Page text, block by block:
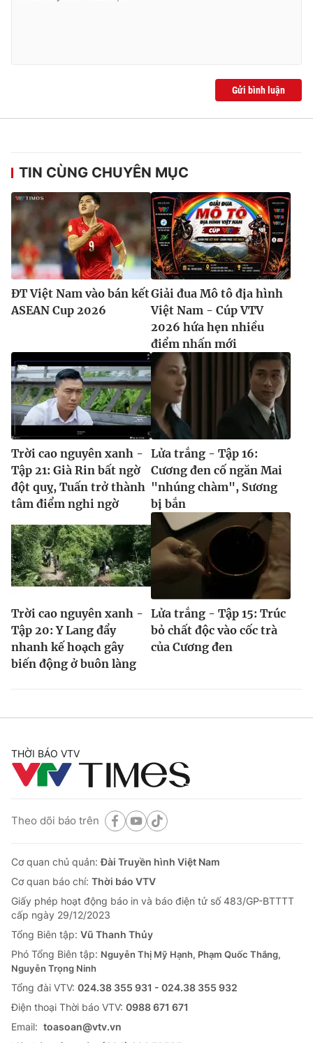
Gửi bình luận
TIN CÙNG CHUYÊN MỤC
ĐT Việt Nam vào bán kết
ASEAN Cup 2026
Giải đua Mô tô địa hình
Việt Nam - Cúp VTV
2026 hứa hẹn nhiều
điểm nhấn mới
Trời cao nguyên xanh -
Tập 21: Già Rin bất ngờ
đột quỵ, Tuấn trở thành
tâm điểm nghi ngờ
Lửa trắng - Tập 16:
Cương đen cố ngăn Mai
"nhúng chàm", Sương
bị bắn
Trời cao nguyên xanh -
Tập 20: Y Lang đẩy
nhanh kế hoạch gây
biến động ở buôn làng
Lửa trắng - Tập 15: Trúc
bỏ chất độc vào cốc trà
của Cương đen
THỜI BÁO VTV
Theo dõi báo trên
Cơ quan chủ quản:Đài Truyền hình Việt Nam
Cơ quan báo chí: Thời báo VTV
Giấy phép hoạt động báo in và báo điện tử số 483/GP-BTTTT
cấp ngày 29/12/2023
Tổng Biên tập: Vũ Thanh Thủy
Phó Tổng Biên tập: Nguyễn Thị Mỹ Hạnh, Phạm Quốc Thắng,
Nguyễn Trọng Ninh
Tổng đài VTV: 024.38 355 931 - 024.38 355 932
Ðiện thoại Thời báo VTV: 0988 671 671
Email: toasoan@vtv.vn